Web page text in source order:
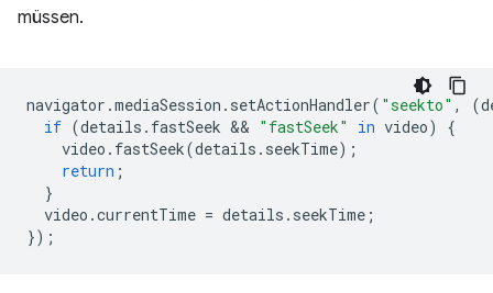
müssen.
navigator .mediaSession . setActionHandler( "seekto" , (
if (details . fastSeek && "fastSeek" in video)
{
video . fastSeek(details . seekTime);
return ;
}
video .currentTime = details . seekTime ;
});